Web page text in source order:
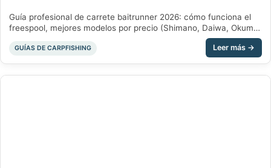
Guía profesional de carrete baitrunner 2026: cómo funciona el
freespool, mejores modelos por precio (Shimano, Daiwa, Okuma)
Categorías
GUÍAS DE CARPFISHING